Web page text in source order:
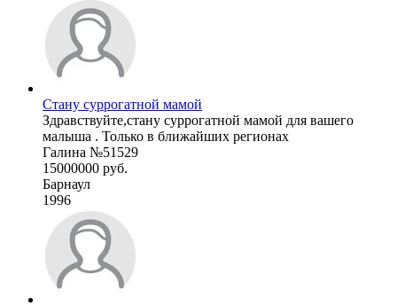
Стану суррогатной мамой
Здравствуйте,стану суррогатной мамой для вашего
малыша . Только в ближайших регионах
Галина №51529
15000000 руб.
Барнаул
1996